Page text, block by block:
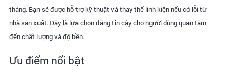
tháng. Bạn sẽ được hỗ trợ kỹ thuật và thay thế linh kiện nếu có lỗi từ
nhà sản xuất. Đây là lựa chọn đáng tin cậy cho người dùng quan tâm
đến chất lượng và độ bền.
Ưu điểm nổi bật